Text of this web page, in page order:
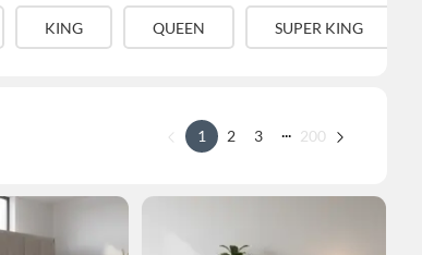
KING QUEEN SUPER KING
1 2 3 ... 200